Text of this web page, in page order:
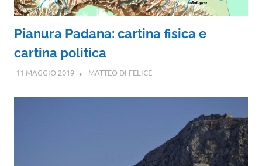
Pianura Padana: cartina fisica e
cartina politica
11 MAGGIO 2019 MATTEO DI FELICE